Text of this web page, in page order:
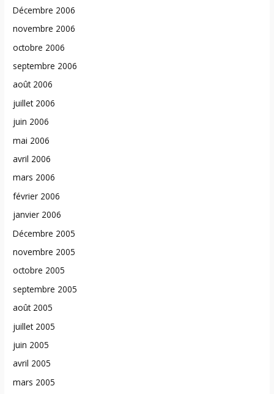
Décembre 2006
novembre 2006
octobre 2006
septembre 2006
août 2006
juillet 2006
juin 2006
mai 2006
avril 2006
mars 2006
février 2006
janvier 2006
Décembre 2005
novembre 2005
octobre 2005
septembre 2005
août 2005
juillet 2005
juin 2005
avril 2005
mars 2005